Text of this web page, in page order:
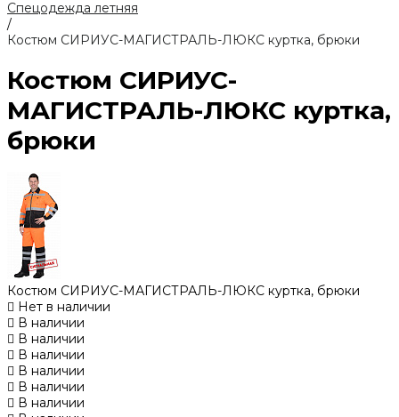
Спецодежда летняя
/
Костюм СИРИУС-МАГИСТРАЛЬ-ЛЮКС куртка, брюки
Костюм СИРИУС-
МАГИСТРАЛЬ-ЛЮКС куртка,
брюки
Костюм СИРИУС-МАГИСТРАЛЬ-ЛЮКС куртка, брюки
Нет в наличии
В наличии
В наличии
В наличии
В наличии
В наличии
В наличии